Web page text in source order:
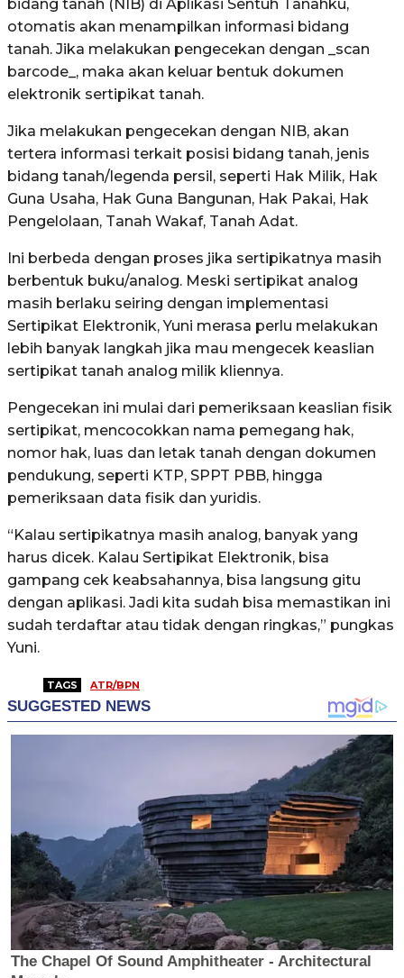
bidang tanah (NIB) di Aplikasi Sentuh Tanahku,
otomatis akan menampilkan informasi bidang
tanah. Jika melakukan pengecekan dengan _scan
barcode_, maka akan keluar bentuk dokumen
elektronik sertipikat tanah.
Jika melakukan pengecekan dengan NIB, akan
tertera informasi terkait posisi bidang tanah, jenis
bidang tanah/legenda persil, seperti Hak Milik, Hak
Guna Usaha, Hak Guna Bangunan, Hak Pakai, Hak
Pengelolaan, Tanah Wakaf, Tanah Adat.
Ini berbeda dengan proses jika sertipikatnya masih
berbentuk buku/analog. Meski sertipikat analog
masih berlaku seiring dengan implementasi
Sertipikat Elektronik, Yuni merasa perlu melakukan
lebih banyak langkah jika mau mengecek keaslian
sertipikat tanah analog milik kliennya.
Pengecekan ini mulai dari pemeriksaan keaslian fisik
sertipikat, mencocokkan nama pemegang hak,
nomor hak, luas dan letak tanah dengan dokumen
pendukung, seperti KTP, SPPT PBB, hingga
pemeriksaan data fisik dan yuridis.
“Kalau sertipikatnya masih analog, banyak yang
harus dicek. Kalau Sertipikat Elektronik, bisa
gampang cek keabsahannya, bisa langsung gitu
dengan aplikasi. Jadi kita sudah bisa memastikan ini
sudah terdaftar atau tidak dengan ringkas,” pungkas
Yuni.
TAGS ATR/BPN